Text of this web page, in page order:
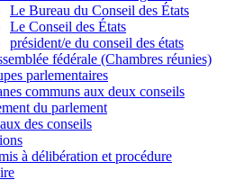
Le Bureau du Conseil des États
Le Conseil des États
président/e du conseil des états
fédérale (Chambres réunies)
parlementaires
communs aux deux conseils
du parlement
des conseils
à délibération et procédure